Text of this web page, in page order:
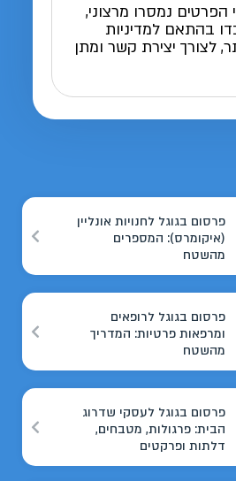
נמסרו מרצוני,
בהתאם למדיניות
לצורך יצירת קשר ומתן
פרסום בגוגל לחנויות אונליין
(איקומרס): המספרים
מהשטח
פרסום בגוגל לרופאים
ומרפאות פרטיות: המדריך
מהשטח
פרסום בגוגל לעסקי שדרוג
הבית: פרגולות, מטבחים,
דלתות ופרקטים